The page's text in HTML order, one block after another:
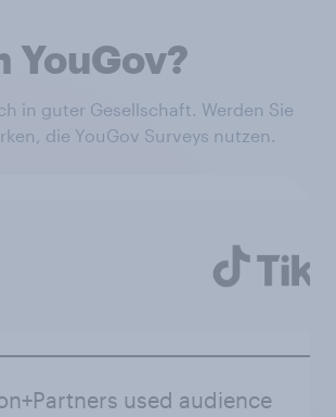
YouGov?
in guter Gesellschaft. Werden Sie
die YouGov Surveys nutzen.
used audience